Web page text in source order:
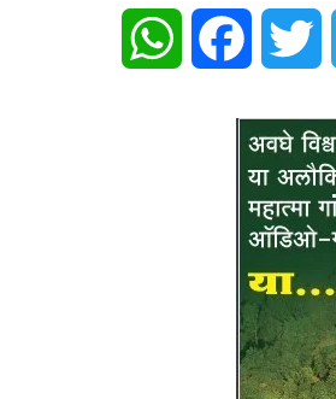
WhatsApp Facebook